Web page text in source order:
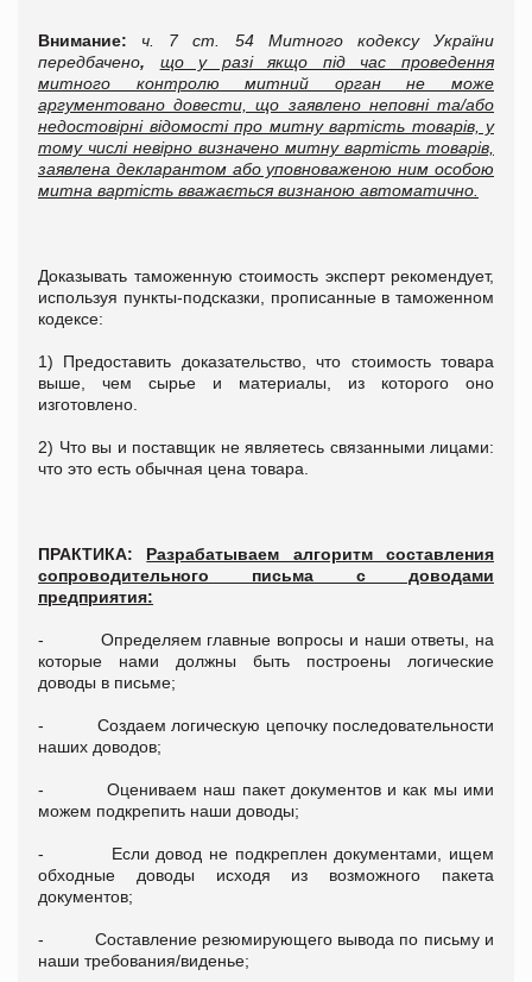
Внимание: ч. 7 ст. 54 Митного кодексу України
передбачено, що у разі якщо під час проведення
митного контролю митний орган не може
аргументовано довести, що заявлено неповні та/або
недостовірні відомості про митну вартість товарів, у
тому числі невірно визначено митну вартість товарів,
заявлена декларантом або уповноваженою ним особою
митна вартість вважається визнаною автоматично.
Доказывать таможенную стоимость эксперт рекомендует,
используя пункты-подсказки, прописанные в таможенном
кодексе:
1) Предоставить доказательство, что стоимость товара
выше, чем сырье и материалы, из которого оно
изготовлено.
2) Что вы и поставщик не являетесь связанными лицами:
что это есть обычная цена товара.
ПРАКТИКА:
Разрабатываем алгоритм составления
сопроводительного письма с доводами
предприятия:
- Определяем главные вопросы и наши ответы, на
которые нами должны быть построены логические
доводы в письме;
- Создаем логическую цепочку последовательности
наших доводов;
- Оцениваем наш пакет документов и как мы ими
можем подкрепить наши доводы;
- Если довод не подкреплен документами, ищем
обходные доводы исходя из возможного пакета
документов;
- Составление резюмирующего вывода по письму и
наши требования/виденье;